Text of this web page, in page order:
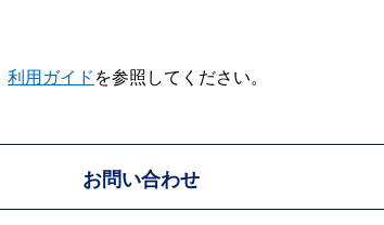
利用ガイド を参照してください。
お問い合わせ